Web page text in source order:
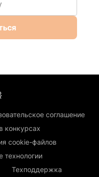
соглашение
конкурсах
cookie-файлов
технологии
Техподдержка